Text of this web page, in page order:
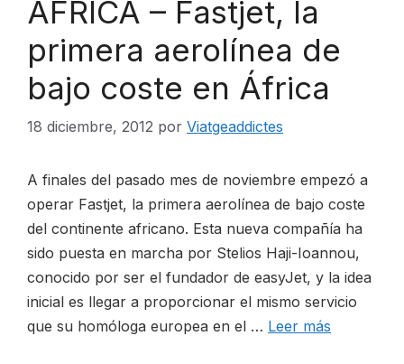
ÁFRICA – Fastjet, la
primera aerolínea de
bajo coste en África
18 diciembre, 2012 por Viatgeaddictes
A finales del pasado mes de noviembre empezó a
operar Fastjet, la primera aerolínea de bajo coste
del continente africano. Esta nueva compañía ha
sido puesta en marcha por Stelios Haji-Ioannou,
conocido por ser el fundador de easyJet, y la idea
inicial es llegar a proporcionar el mismo servicio
que su homóloga europea en el … Leer más